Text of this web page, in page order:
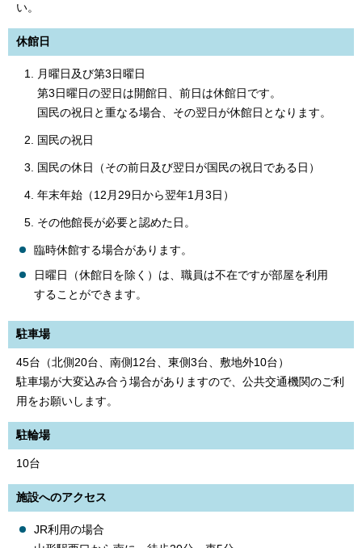
い。
休館日
月曜日及び第3日曜日
第3日曜日の翌日は開館日、前日は休館日です。
国民の祝日と重なる場合、その翌日が休館日となります。
国民の祝日
国民の休日（その前日及び翌日が国民の祝日である日）
年末年始（12月29日から翌年1月3日）
その他館長が必要と認めた日。
臨時休館する場合があります。
日曜日（休館日を除く）は、職員は不在ですが部屋を利用
することができます。
駐車場
45台（北側20台、南側12台、東側3台、敷地外10台）
駐車場が大変込み合う場合がありますので、公共交通機関のご利
用をお願いします。
駐輪場
10台
施設へのアクセス
JR利用の場合